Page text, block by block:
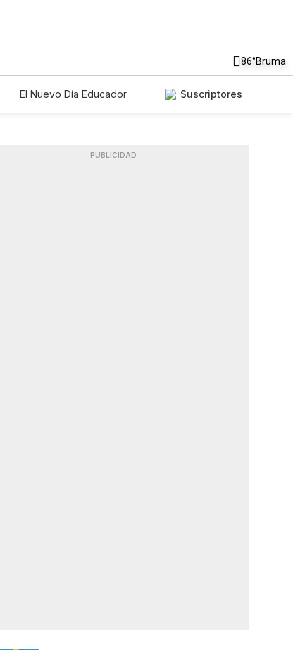
86°Bruma
El Nuevo Día Educador
Suscriptores
PUBLICIDAD